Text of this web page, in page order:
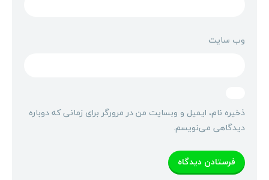
وب‌ سایت
ذخیره نام، ایمیل و وبسایت من در مرورگر برای زمانی که دوباره
دیدگاهی می‌نویسم.